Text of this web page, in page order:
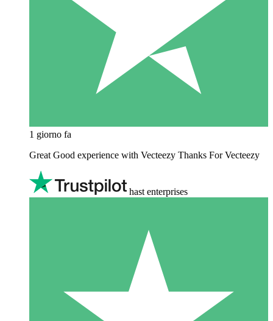
1 giorno fa
Great Good experience with Vecteezy Thanks For Vecteezy
hast enterprises